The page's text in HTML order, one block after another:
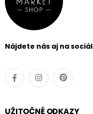
Nájdete nás aj na
UŽITOČNÉ ODKAZY